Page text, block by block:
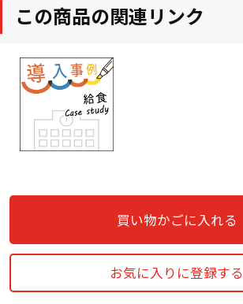
この商品の関連リンク
買い物かごに入れる
お気に入りに登録する